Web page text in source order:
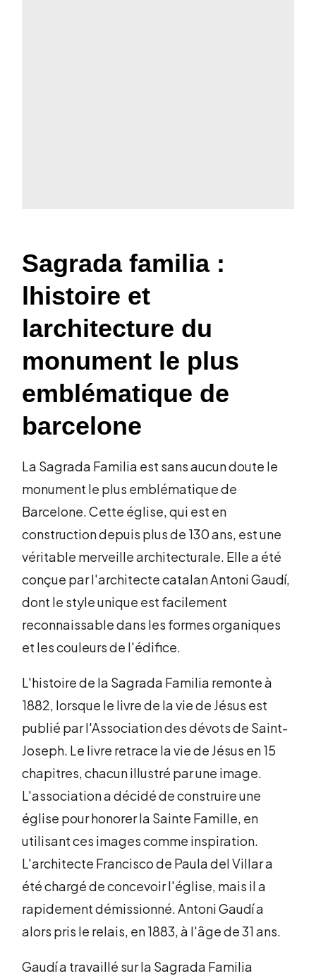
Sagrada familia :
lhistoire et
larchitecture du
monument le plus
emblématique de
barcelone
La Sagrada Familia est sans aucun doute le
monument le plus emblématique de
Barcelone. Cette église, qui est en
construction depuis plus de 130 ans, est une
véritable merveille architecturale. Elle a été
conçue par l'architecte catalan Antoni Gaudí,
dont le style unique est facilement
reconnaissable dans les formes organiques
et les couleurs de l'édifice.
L'histoire de la Sagrada Familia remonte à
1882, lorsque le livre de la vie de Jésus est
publié par l'Association des dévots de Saint-
Joseph. Le livre retrace la vie de Jésus en 15
chapitres, chacun illustré par une image.
L'association a décidé de construire une
église pour honorer la Sainte Famille, en
utilisant ces images comme inspiration.
L'architecte Francisco de Paula del Villar a
été chargé de concevoir l'église, mais il a
rapidement démissionné. Antoni Gaudí a
alors pris le relais, en 1883, à l'âge de 31 ans.
Gaudí a travaillé sur la Sagrada Familia